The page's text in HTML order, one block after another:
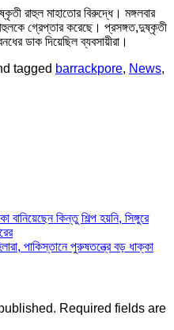
রাহুল মাহাতোর বিরুদ্ধে। মঙ্গলবার
গ্রেপ্তার করেছে। প্রসঙ্গত,দুষ্কৃতী
ডাক দিয়েছিল ব্যবসায়ীরা।
tagged barrackpore, News,
বানিয়েছেন কিন্তু শিল্প হয়নি, সিঙ্গুরে
পাকিস্তানে পুরুষতন্ত্রে বড় ধাক্কা
Required fields are